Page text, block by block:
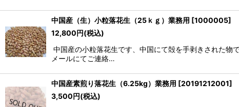
中国産（生）小粒落花生（25ｋｇ）業務用 [1000005]
12,800円(税込)
中国産の小粒落花生です、中国にて殻を手剥きされた物
メールにてご連絡…
中国産素煎り落花生（6.25kg）業務用 [20191212001]
3,500円(税込)